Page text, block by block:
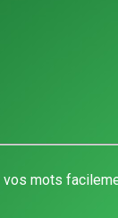
mots